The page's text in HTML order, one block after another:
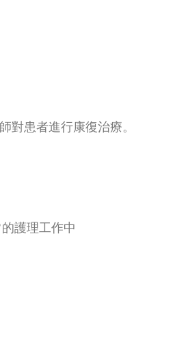
對患者進行康復治療。
護理工作中